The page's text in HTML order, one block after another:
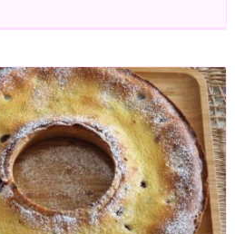
Flan Sans Pâte à la
Cerise
A partager